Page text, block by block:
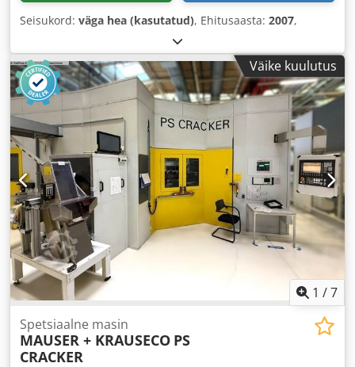
Seisukord: väga hea (kasutatud), Ehitusaasta: 2007,
Väike kuulutus
1 /7
Spetsiaalne masin
MAUSER + KRAUSECO PS
CRACKER